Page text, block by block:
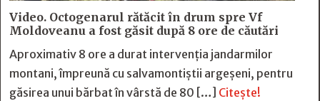
Video. Octogenarul rătăcit în drum spre Vf
Moldoveanu a fost găsit după 8 ore de căutări
Aproximativ 8 ore a durat intervenția jandarmilor
montani, împreună cu salvamontiștii argeșeni, pentru
găsirea unui bărbat în vârstă de 80 […] Citește!